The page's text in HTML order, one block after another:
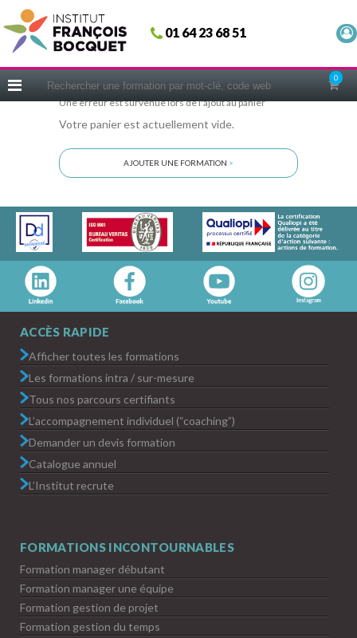
01 64 23 68 51
0
Fermer
ACCUEIL
CERIFICATIONS
INTRAS | SUR-MESURE
COACHING
NOUS CONNAÎTRE
CONSEILS MICRO-COACHING
PODCAST
WEBINAIRES
Une erreur est survenue lors de l'ajout au panier
Votre panier est actuellement vide.
AJOUTER UNE FORMATION >
ACCÈS RAPIDE
Afficher toutes les formations
Les formations intra / sur-mesure
Tous nos parcours certifiants
L’accompagnement individuel (“coaching”)
Demander un devis formation
Catalogue annuel
L’Institut recrute
FORMATIONS INCONTOURNABLES
Formation manager débutant
Formation manager une équipe
Formation gestion de projet
Formation gestion du temps